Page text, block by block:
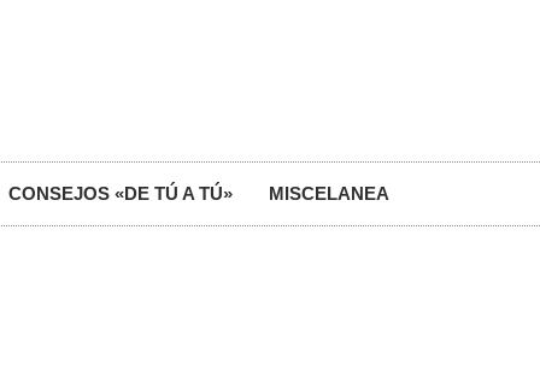
CONSEJOS «DE TÚ A TÚ» MISCELANEA